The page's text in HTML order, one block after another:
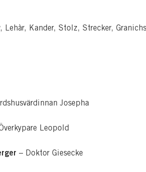
Lehàr, Kander, Stolz, Strecker,
Josepha
Leopold
– Doktor Giesecke